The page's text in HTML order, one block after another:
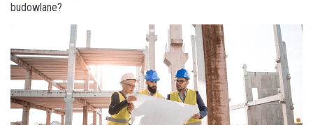
budowlane?